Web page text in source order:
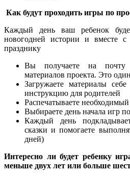
Как будут проходить игры по
Каждый день ваш ребенок
новогодней истории и вместе с
празднику
Вы получаете на почту
материалов проекта. Это
Загружаете материалы
инструкцию для родителей
Распечатываете
Выбираете день начала игр
Каждый день
сказки и помогаете
дней)
Интересно ли будет ребенку
меньше двух лет или больше